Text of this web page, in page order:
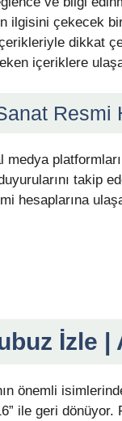
ilgisini çekecek
dikkat
içeriklere
Resmi
takip
hesaplarına
İzle |
önemli
ile geri dönüyor.